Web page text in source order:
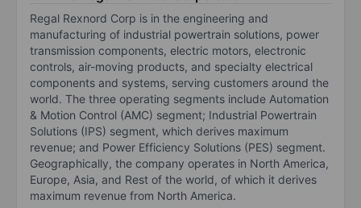
Regal Rexnord Corp is in the engineering and
manufacturing of industrial powertrain solutions, power
transmission components, electric motors, electronic
controls, air-moving products, and specialty electrical
components and systems, serving customers around the
world. The three operating segments include Automation
& Motion Control (AMC) segment; Industrial Powertrain
Solutions (IPS) segment, which derives maximum
revenue; and Power Efficiency Solutions (PES) segment.
Geographically, the company operates in North America,
Europe, Asia, and Rest of the world, of which it derives
maximum revenue from North America.